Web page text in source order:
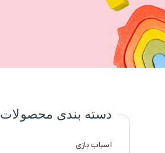
دسته بندی محصولات
اسباب بازی